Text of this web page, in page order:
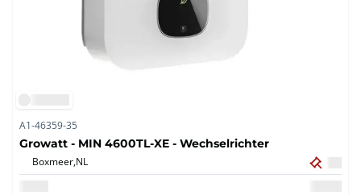
A1-46359-35
Growatt - MIN 4600TL-XE - Wechselrichter
Boxmeer,NL